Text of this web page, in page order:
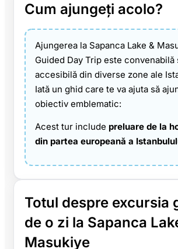
Cum ajungeți acolo?
Ajungerea la Sapanca Lake &
Guided Day Trip este convenabilă
accesibilă din diverse zone ale
Iată un ghid care te va ajuta să
obiectiv emblematic:
Acest tur include preluare de la
din partea europeană a
Totul despre excursia
de o zi la Sapanca
Masukiye